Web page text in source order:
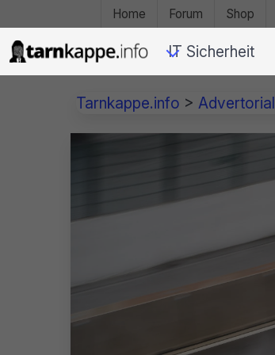
Home Forum Shop
IT Sicherheit
Tarnkappe.info > Advertorial